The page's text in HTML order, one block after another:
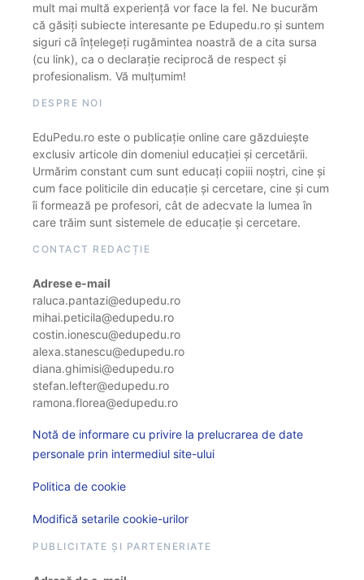
mult mai multă experiență vor face la fel. Ne bucurăm
că găsiți subiecte interesante pe Edupedu.ro și suntem
siguri că înțelegeți rugămintea noastră de a cita sursa
(cu link), ca o declarație reciprocă de respect și
profesionalism. Vă mulțumim!
DESPRE NOI
EduPedu.ro este o publicație online care găzduiește
exclusiv articole din domeniul educației și cercetării.
Urmărim constant cum sunt educați copiii noștri, cine și
cum face politicile din educație și cercetare, cine și cum
îi formează pe profesori, cât de adecvate la lumea în
care trăim sunt sistemele de educație și cercetare.
CONTACT REDACȚIE
Adrese e-mail
raluca.pantazi@edupedu.ro
mihai.peticila@edupedu.ro
costin.ionescu@edupedu.ro
alexa.stanescu@edupedu.ro
diana.ghimisi@edupedu.ro
stefan.lefter@edupedu.ro
ramona.florea@edupedu.ro
Notă de informare cu privire la prelucrarea de date
personale prin intermediul site-ului
Politica de cookie
Modifică setarile cookie-urilor
PUBLICITATE ȘI PARTENERIATE